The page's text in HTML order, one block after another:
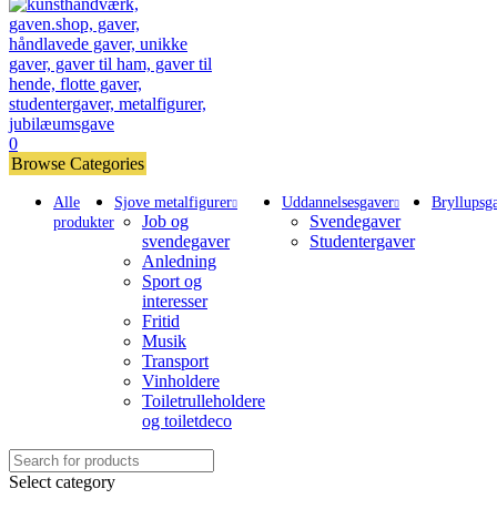
0
Browse Categories
Alle
produkter
Sjove metalfigurer
Job og
svendegaver
Anledning
Sport og
interesser
Fritid
Musik
Transport
Vinholdere
Toiletrulleholdere
og toiletdeco
Uddannelsesgaver
Svendegaver
Studentergaver
Select category